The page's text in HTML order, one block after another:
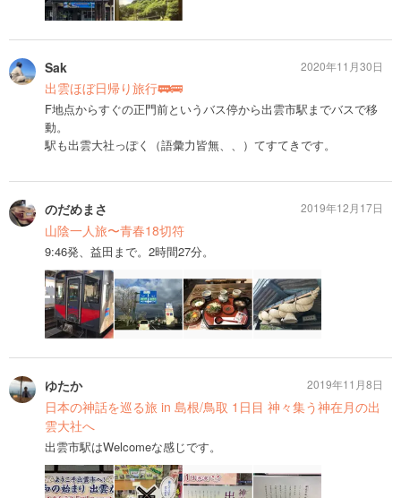
Sak
出雲ほぼ日帰り旅行🚃🚌
F地点からすぐの正門前というバス停から出雲市駅までバスで移
動。
駅も出雲大社っぽく（語彙力皆無、、）てすてきです。
2020年11月30日
のだめまさ
山陰一人旅〜青春18切符
9:46発、益田まで。2時間27分。
2019年12月17日
ゆたか
日本の神話を巡る旅 in 島根/鳥取 1日目 神々集う神在月の出
雲大社へ
出雲市駅はWelcomeな感じです。
2019年11月8日